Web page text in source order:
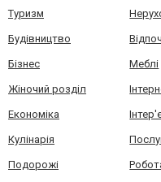
Туризм
Будівництво
Бізнес Меблі
Жіночий розділ
Економіка
Кулінарія
Подорожі